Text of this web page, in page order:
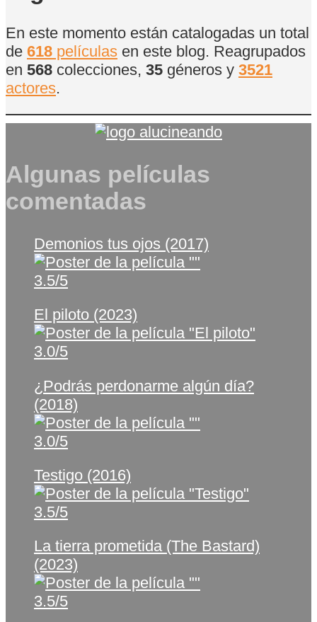
En este momento están catalogadas un total
de 618 películas en este blog. Reagrupados
en 568 colecciones, 35 géneros y 3521
actores.
Algunas películas
comentadas
Demonios tus ojos (2017)
3.5/5
El piloto (2023)
3.0/5
¿Podrás perdonarme algún día?
(2018)
3.0/5
Testigo (2016)
3.5/5
La tierra prometida (The Bastard)
(2023)
3.5/5